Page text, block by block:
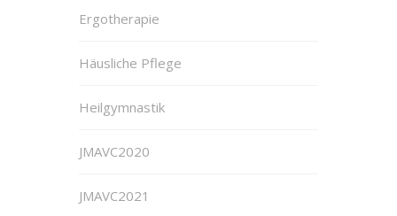
Ergotherapie
Häusliche Pflege
Heilgymnastik
JMAVC2020
JMAVC2021